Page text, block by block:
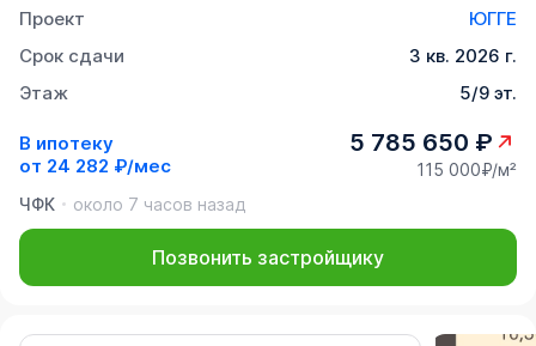
Проект
ЮГГЕ
Срок сдачи
3 кв. 2026 г.
Этаж
5/9 эт.
В ипотеку
от 24 282 ₽/мес
5 785 650 ₽
115 000₽/м²
ЧФК
около 7 часов назад
Позвонить застройщику